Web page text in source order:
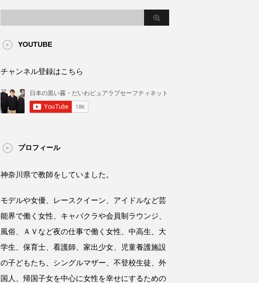
YOUTUBE
チャンネル登録はこちら
プロフィール
神奈川県で教師をしていました。
モデルや女優、レースクイーン、アイドルなど芸
能界で働く女性、キャバクラや会員制ラウンジ、
風俗、ＡＶなど夜の仕事で働く女性、中高生、大
学生、保育士、看護師、家出少女、児童養護施設
の子どもたち、シングルマザー、不登校生徒、外
国人、帰国子女を中心に女性を幸せにするための